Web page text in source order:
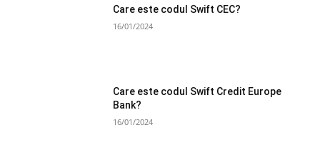
Care este codul Swift CEC?
16/01/2024
Care este codul Swift Credit Europe
Bank?
16/01/2024